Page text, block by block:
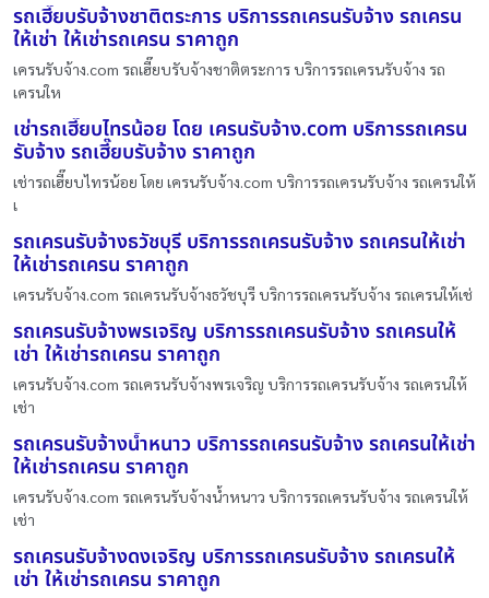
รถเฮี๊ยบรับจ้างชาติตระการ บริการรถเครนรับจ้าง รถเครน
ให้เช่า ให้เช่ารถเครน ราคาถูก
เครนรับจ้าง.com รถเฮี๊ยบรับจ้างชาติตระการ บริการรถเครนรับจ้าง รถ
เครนให
เช่ารถเฮี๊ยบไทรน้อย โดย เครนรับจ้าง.com บริการรถเครน
รับจ้าง รถเฮี๊ยบรับจ้าง ราคาถูก
เช่ารถเฮี๊ยบไทรน้อย โดย เครนรับจ้าง.com บริการรถเครนรับจ้าง รถเครนให้
เ
รถเครนรับจ้างธวัชบุรี บริการรถเครนรับจ้าง รถเครนให้เช่า
ให้เช่ารถเครน ราคาถูก
เครนรับจ้าง.com รถเครนรับจ้างธวัชบุรี บริการรถเครนรับจ้าง รถเครนให้เช่
รถเครนรับจ้างพรเจริญ บริการรถเครนรับจ้าง รถเครนให้
เช่า ให้เช่ารถเครน ราคาถูก
เครนรับจ้าง.com รถเครนรับจ้างพรเจริญ บริการรถเครนรับจ้าง รถเครนให้
เช่า
รถเครนรับจ้างน้ำหนาว บริการรถเครนรับจ้าง รถเครนให้เช่า
ให้เช่ารถเครน ราคาถูก
เครนรับจ้าง.com รถเครนรับจ้างน้ำหนาว บริการรถเครนรับจ้าง รถเครนให้
เช่า
รถเครนรับจ้างดงเจริญ บริการรถเครนรับจ้าง รถเครนให้
เช่า ให้เช่ารถเครน ราคาถูก